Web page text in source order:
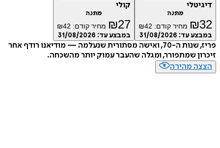
₪ מחיר קודם: ₪42
עד:31/08/2026
₪ 27 מחיר קודם: ₪42
במבצע עד:31/08/2026
פריז, שנות ה-70, ואישה מסתורית שנעלמה — מודיאנו רודף אחר
שמתפורר, ומגלה שהעבר עמוק יותר מהשכחה.
מהירה